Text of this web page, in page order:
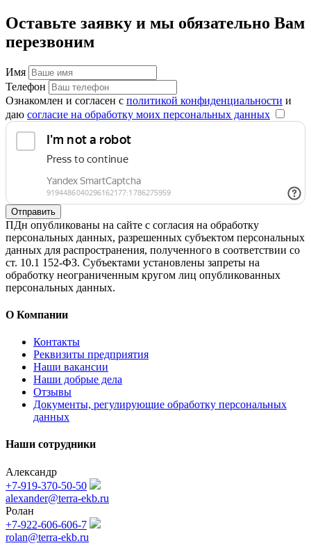
Оставьте заявку и мы обязательно Вам
перезвоним
Имя
Телефон
Ознакомлен и согласен с политикой конфиденциальности и
даю согласие на обработку моих персональных данных
Отправить
ПДн опубликованы на сайте с согласия на обработку
персональных данных, разрешенных субъектом персональных
данных для распространения, полученного в соответствии со
ст. 10.1 152-ФЗ. Субъектами установлены запреты на
обработку неограниченным кругом лиц опубликованных
персональных данных.
О Компании
Контакты
Реквизиты предприятия
Наши вакансии
Наши добрые дела
Отзывы
Документы, регулирующие обработку персональных
данных
Наши сотрудники
Александр
+7-919-370-50-50
alexander@terra-ekb.ru
Ролан
+7-922-606-606-7
rolan@terra-ekb.ru